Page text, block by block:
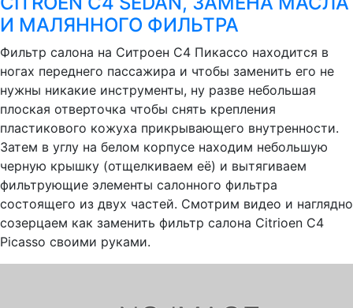
И МАЛЯННОГО ФИЛЬТРА
Фильтр салона на Ситроен С4 Пикассо находится в
ногах переднего пассажира и чтобы заменить его не
нужны никакие инструменты, ну разве небольшая
плоская отверточка чтобы снять крепления
пластикового кожуха прикрывающего внутренности.
Затем в углу на белом корпусе находим небольшую
черную крышку (отщелкиваем её) и вытягиваем
фильтрующие элементы салонного фильтра
состоящего из двух частей. Смотрим видео и наглядно
созерцаем как заменить фильтр салона Citrioen C4
Picasso своими руками.